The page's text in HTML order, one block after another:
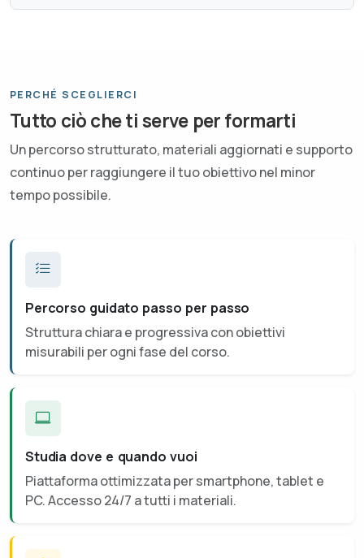
PERCHÉ SCEGLIERCI
Tutto ciò che ti serve per formarti
Un percorso strutturato, materiali aggiornati e supporto
continuo per raggiungere il tuo obiettivo nel minor
tempo possibile.
Percorso guidato passo per passo
Struttura chiara e progressiva con obiettivi
misurabili per ogni fase del corso.
Studia dove e quando vuoi
Piattaforma ottimizzata per smartphone, tablet e
PC. Accesso 24/7 a tutti i materiali.